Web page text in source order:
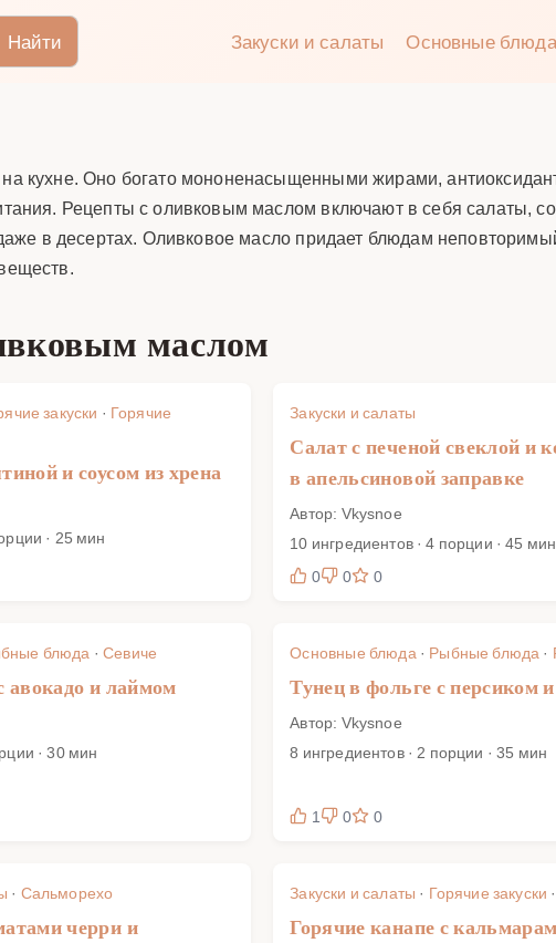
Найти Закуски и салаты Основные блюда
кухне. Оно богато мононенасыщенными жирами,
Рецепты с оливковым маслом включают в себя салаты,
в десертах. Оливковое масло придает блюдам
маслом
закуски · Горячие
и соусом из хрена
· 25 мин
Закуски и салаты
Салат с печеной свеклой и
в апельсиновой заправке
Автор: Vkysnoe
10 ингредиентов · 4 порции · 45 мин
0
0 0
блюда ·Севиче
авокадо и лаймом
· 30 мин
Основные блюда· Рыбные блюда ·
Тунец в фольге с персиком
Автор: Vkysnoe
8 ингредиентов · 2 порции · 35 мин
1 0 0
· Сальморехо
черри и
Закуски и салаты · Горячие закуски ·
Горячие канапе с